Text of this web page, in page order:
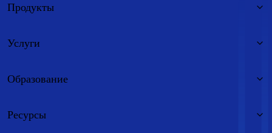
Продукты
Услуги
Образование
Ресурсы